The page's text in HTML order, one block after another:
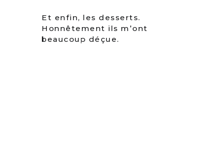
Et enfin, les desserts.
Honnêtement ils m’ont
beaucoup déçue.